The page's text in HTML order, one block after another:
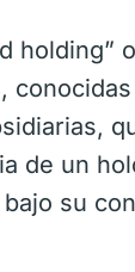
de un
su